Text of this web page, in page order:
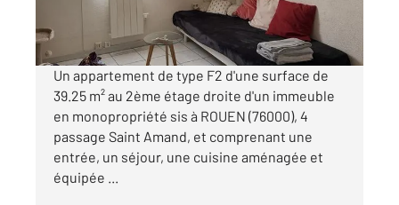
par mois charges comprises
Un appartement de type F2 d'une surface de
39.25 m² au 2ème étage droite d'un immeuble
en monopropriété sis à ROUEN (76000), 4
passage Saint Amand, et comprenant une
entrée, un séjour, une cuisine aménagée et
équipée ...